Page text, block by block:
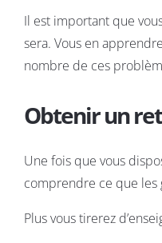
Il est important que
sera. Vous en
nombre de ces
Obtenir un
Une fois que vous
comprendre ce que les
Plus vous tirerez